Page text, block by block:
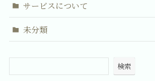
サービスについて
未分類
検索